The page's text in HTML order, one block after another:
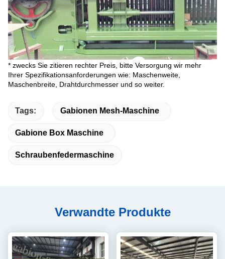
* zwecks Sie zitieren rechter Preis, bitte Versorgung wir mehr
Ihrer Spezifikationsanforderungen wie: Maschenweite,
Maschenbreite, Drahtdurchmesser und so weiter.
Tags: Gabionen Mesh-Maschine
Gabione Box Maschine
Schraubenfedermaschine
Verwandte Produkte